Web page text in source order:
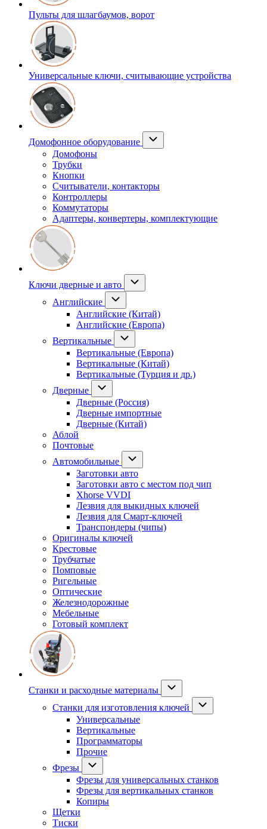
Пульты для шлагбаумов, ворот
Универсальные ключи, считывающие устройства
Домофонное оборудование
Домофоны
Трубки
Кнопки
Считыватели, контакторы
Контроллеры
Коммутаторы
Адаптеры, конвертеры, комплектующие
Ключи дверные и авто
Английские
Английские (Китай)
Английские (Европа)
Вертикальные
Вертикальные (Европа)
Вертикальные (Китай)
Вертикальные (Турция и др.)
Дверные
Дверные (Россия)
Дверные импортные
Дверные (Китай)
Аблой
Почтовые
Автомобильные
Заготовки авто
Заготовки авто с местом под чип
Xhorse VVDI
Лезвия для выкидных ключей
Лезвия для Смарт-ключей
Транспондеры (чипы)
Оригиналы ключей
Крестовые
Трубчатые
Помповые
Ригельные
Оптические
Железнодорожные
Мебельные
Готовый комплект
Станки и расходные материалы
Станки для изготовления ключей
Универсальные
Вертикальные
Программаторы
Прочие
Фрезы
Фрезы для универсальных станков
Фрезы для вертикальных станков
Копиры
Щетки
Тиски